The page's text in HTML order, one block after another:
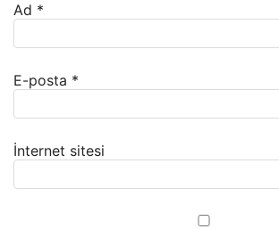
Ad *
E-posta *
İnternet sitesi